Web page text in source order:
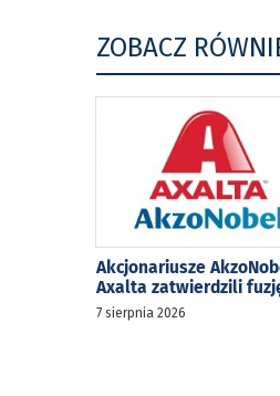
ZOBACZ
Akcjonariusze
Axalta zatwierdzili
7 sierpnia 2026